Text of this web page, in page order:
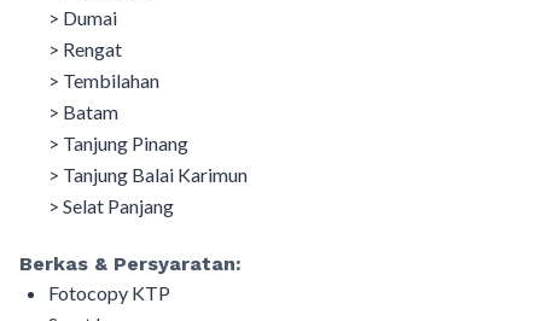
> Dumai
> Rengat
> Tembilahan
> Batam
> Tanjung Pinang
> Tanjung Balai Karimun
> Selat Panjang
Berkas & Persyaratan:
Fotocopy KTP